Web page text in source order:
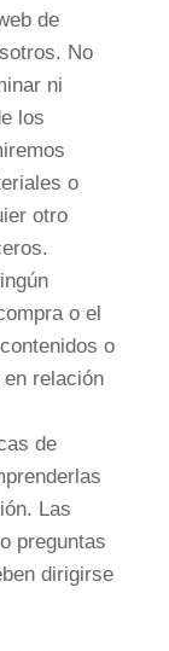
de
No
ni
los
o
otro
o el
o
relación
de
Las
preguntas
dirigirse